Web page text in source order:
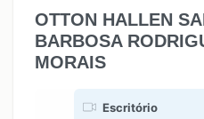
OTTON HALLEN
BARBOSA
MORAIS
Escritório